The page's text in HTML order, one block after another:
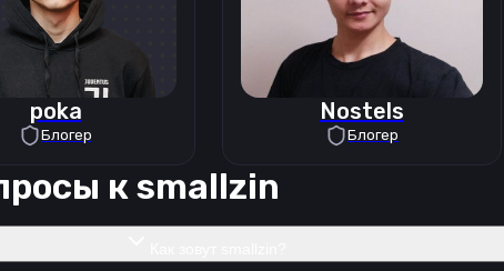
poka
Блогер
Nostels
Блогер
кsmallzin